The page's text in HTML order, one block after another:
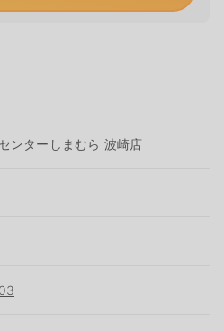
ンターしまむら 波崎店